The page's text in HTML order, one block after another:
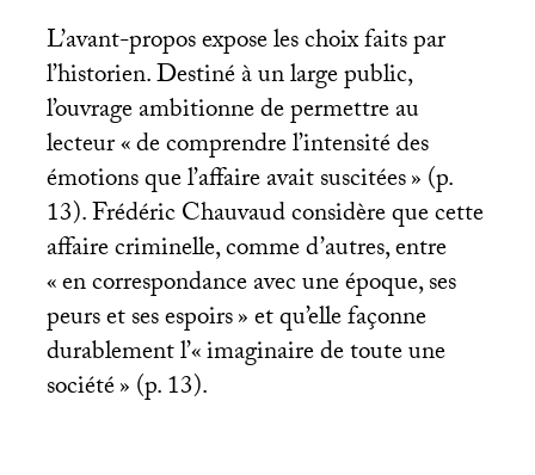
L’avant-propos expose les choix faits par
l’historien. Destiné à un large public,
l’ouvrage ambitionne de permettre au
lecteur «de comprendre l’intensité des
émotions que l’affaire avait suscitées» (p.
13). Frédéric Chauvaud considère que cette
affaire criminelle, comme d’autres, entre
«en correspondance avec une époque, ses
peurs et ses espoirs» et qu’elle façonne
durablement l’«imaginaire de toute une
société» (p. 13).